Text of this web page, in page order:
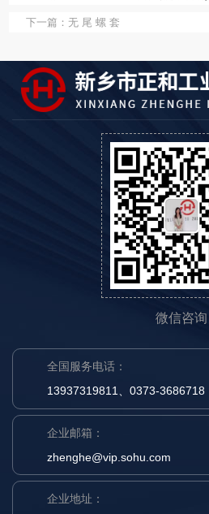
下一篇： 无 尾 螺 套
微信咨询
全国服务电话：
13937319811、0373-3686718
企业邮箱：
zhenghe@vip.sohu.com
企业地址：